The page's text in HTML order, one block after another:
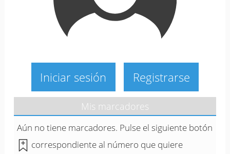
Iniciar sesión Registrarse
Mis marcadores
Aún no tiene marcadores. Pulse el siguiente botón
correspondiente al número que quiere